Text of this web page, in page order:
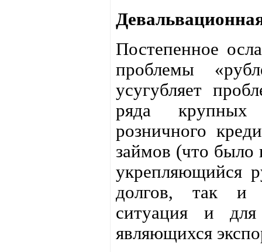
Постепенное
проблемы
усугубляет
ряда крупных
розничного
займов (что было
укрепляющийся
долгов, так и
ситуация и
являющихся